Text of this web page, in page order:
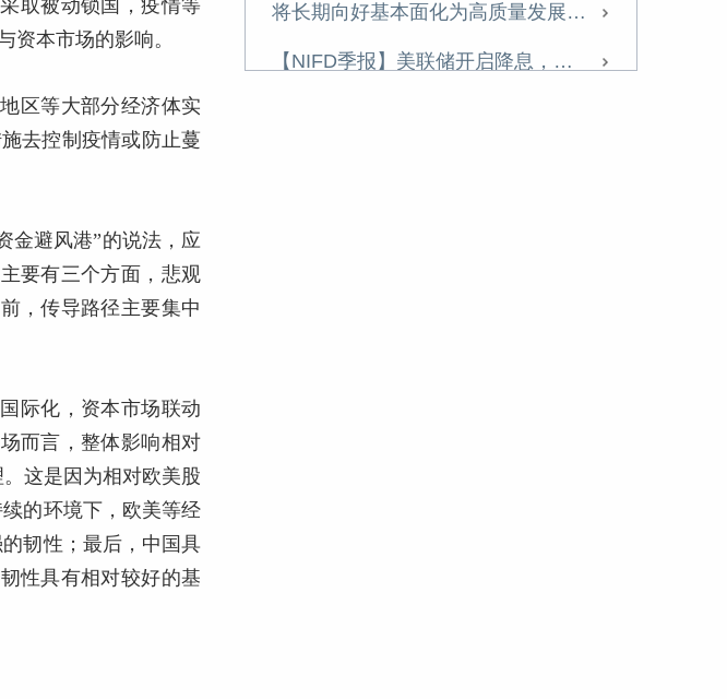
取被动锁国，疫情等
资本市场的影响。
区等大部分经济体实
去控制疫情或防止蔓
金避风港”的说法，应
要有三个方面，悲观
，传导路径主要集中
际化，资本市场联动
而言，整体影响相对
这是因为相对欧美股
的环境下，欧美等经
韧性；最后，中国具
性具有相对较好的基
将长期向好基本面化为高质量发展成果
【NIFD季报】美联储开启降息，但政策路径仍不明朗——2024Q3全球金融市场